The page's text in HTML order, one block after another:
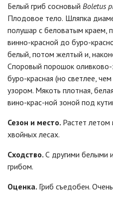
Белый гриб сосновый Boletus
Плодовое тело. Шляпка
полушар с беловатым краем,
винно-красной до буро-
белый, потом желтый и,
Споровый порошок оливково-
буро-красная (но светлее,
узором. Мякоть плотная,
вино-крас-ной зоной под
Сезон и место. Растет летом
хвойных лесах.
Сходство. С другими белыми
грибом.
Оценка. Гриб съедобен.